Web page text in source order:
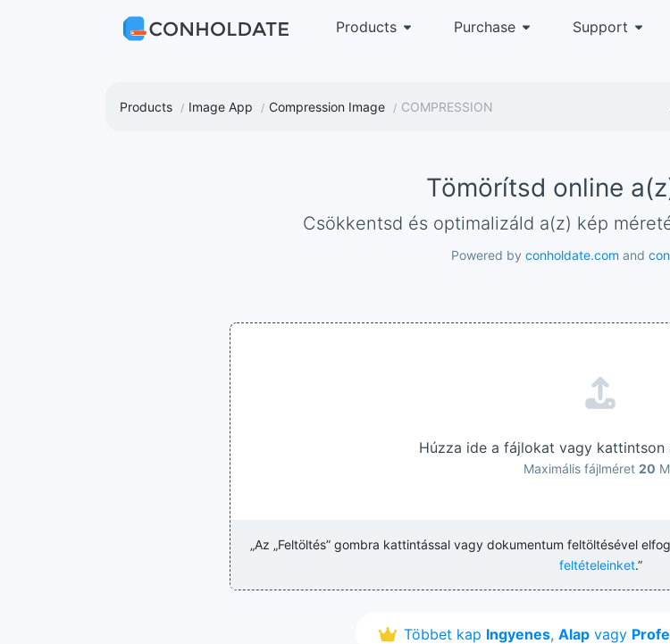
Products Purchase Support
Products Image App Compression Image COMPRESSION
Tömörítsd online
Csökkentsd és optimalizáld a(z) kép
Powered by conholdate.com and
Húzza ide a fájlokat vagy kattintson
Maximális fájlméret 20
„Az „Feltöltés” gombra kattintással vagy dokumentum feltöltésével
feltételeinket.”
Többet kap Ingyenes, Alap vagy